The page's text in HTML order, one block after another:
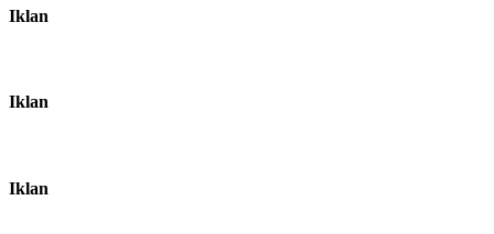
Iklan
Iklan
Iklan